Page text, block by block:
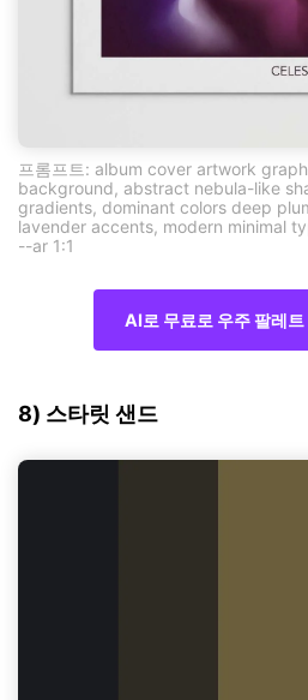
프롬프트: album cover artwork
background, abstract nebula-like
gradients, dominant colors deep
lavender accents, modern minimal
--ar 1:1
AI로 무료로 우주 팔레
8) 스타릿 샌드